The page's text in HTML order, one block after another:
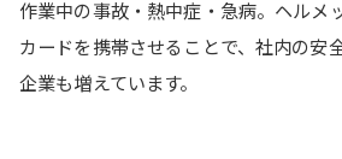
作業中の事故・熱中症・急病。ヘルメ
カードを携帯させることで、社内の安
企業も増えています。